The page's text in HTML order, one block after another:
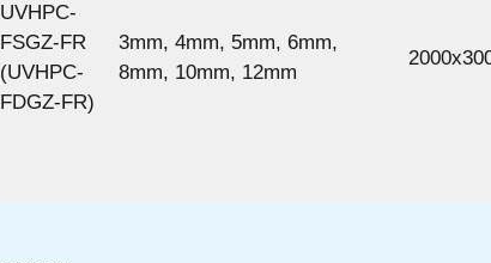
UVHPC-
FSGZ-FR
(UVHPC-
FDGZ-FR)
3mm, 4mm, 5mm, 6mm,
8mm, 10mm, 12mm